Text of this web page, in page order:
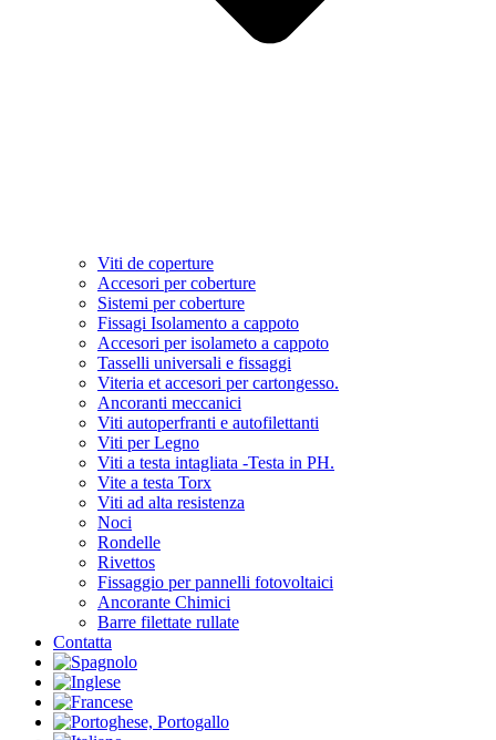
Viti de coperture
Accesori per coberture
Sistemi per coberture
Fissagi Isolamento a cappoto
Accesori per isolameto a cappoto
Tasselli universali e fissaggi
Viteria et accesori per cartongesso.
Ancoranti meccanici
Viti autoperfranti e autofilettanti
Viti per Legno
Viti a testa intagliata -Testa in PH.
Vite a testa Torx
Viti ad alta resistenza
Noci
Rondelle
Rivettos
Fissaggio per pannelli fotovoltaici
Ancorante Chimici
Barre filettate rullate
Contatta